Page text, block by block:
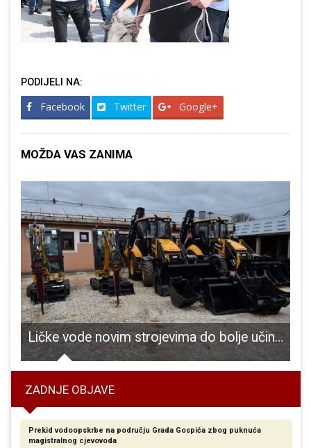
PODIJELI NA:
Facebook Twitter Google+
MOŽDA VAS ZANIMA
Ličke vode novim strojevima do bolje učinkovitosti i smanjivanja gubitaka vode
ZADNJE OBJAVE
Prekid vodoopskrbe na području Grada Gospića zbog puknuća
magistralnog cjevovoda